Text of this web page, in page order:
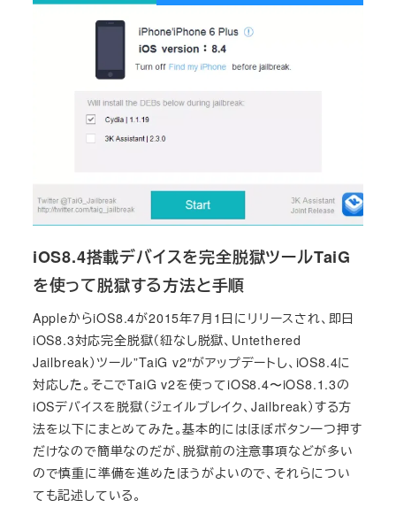
iOS8.4搭載デバイスを完全脱獄ツールTaiG
を使って脱獄する方法と手順
AppleからiOS8.4が2015年7月1日にリリースされ、即日
iOS8.3対応完全脱獄（紐なし脱獄、Untethered
Jailbreak）ツール”TaiG v2″がアップデートし、iOS8.4に
対応した。そこでTaiG v2を使ってiOS8.4〜iOS8.1.3の
iOSデバイスを脱獄（ジェイルブレイク、Jailbreak）する方
法を以下にまとめてみた。基本的にはほぼボタン一つ押す
だけなので簡単なのだが、脱獄前の注意事項などが多い
ので慎重に準備を進めたほうがよいので、それらについ
ても記述している。